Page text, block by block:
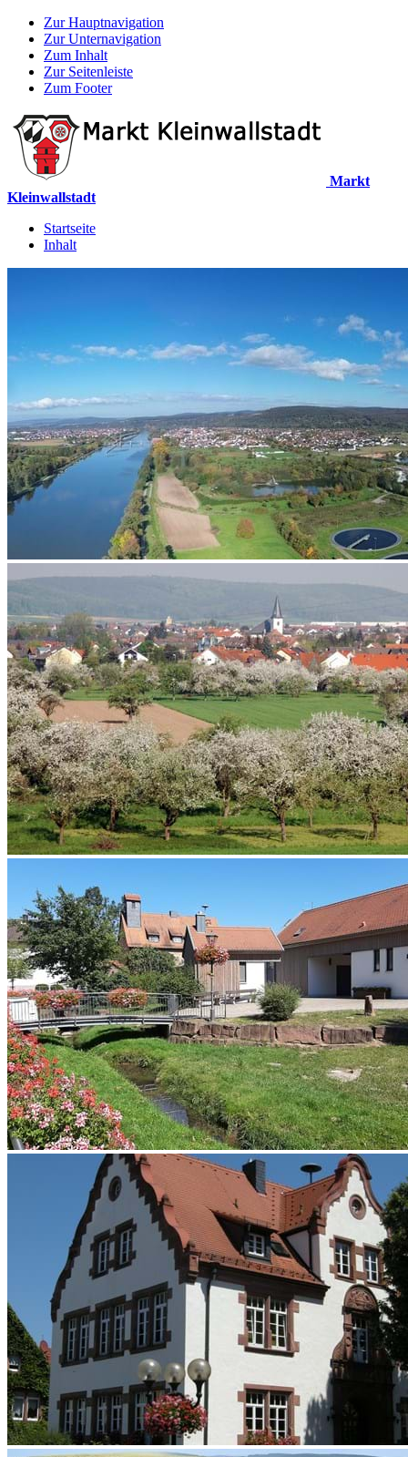
Zur Hauptnavigation
Zur Unternavigation
Zum Inhalt
Zur Seitenleiste
Zum Footer
Markt
Kleinwallstadt
Startseite
Inhalt